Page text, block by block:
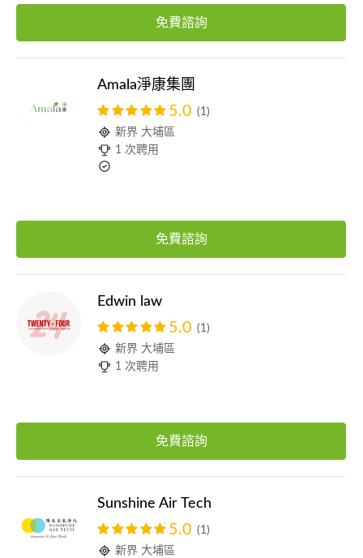
免費諮詢
Amala淨康集團
5.0 (1)
新界 大埔區
1 次聘用
免費諮詢
Edwin law
5.0 (1)
新界 大埔區
1 次聘用
免費諮詢
Sunshine Air Tech
5.0 (1)
新界 大埔區